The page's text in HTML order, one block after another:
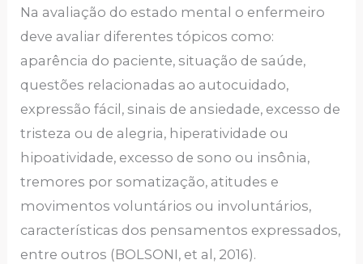
Na avaliação do estado mental o enfermeiro
deve avaliar diferentes tópicos como:
aparência do paciente, situação de saúde,
questões relacionadas ao autocuidado,
expressão fácil, sinais de ansiedade, excesso de
tristeza ou de alegria, hiperatividade ou
hipoatividade, excesso de sono ou insônia,
tremores por somatização, atitudes e
movimentos voluntários ou involuntários,
características dos pensamentos expressados,
entre outros (BOLSONI, et al, 2016).